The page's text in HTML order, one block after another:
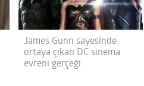
James Gunn sayesinde
ortaya çıkan DC sinema
evreni gerçeği